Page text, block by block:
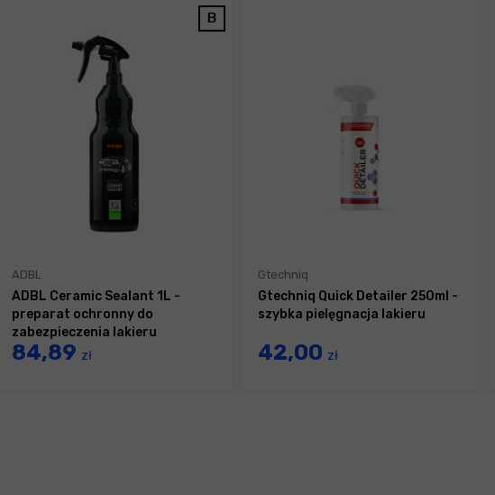
ADBL
ADBL Ceramic Sealant 1L -
preparat ochronny do
zabezpieczenia lakieru
84,89 zł
Gtechniq
Gtechniq Quick Detailer 250ml -
szybka pielęgnacja lakieru
42,00 zł